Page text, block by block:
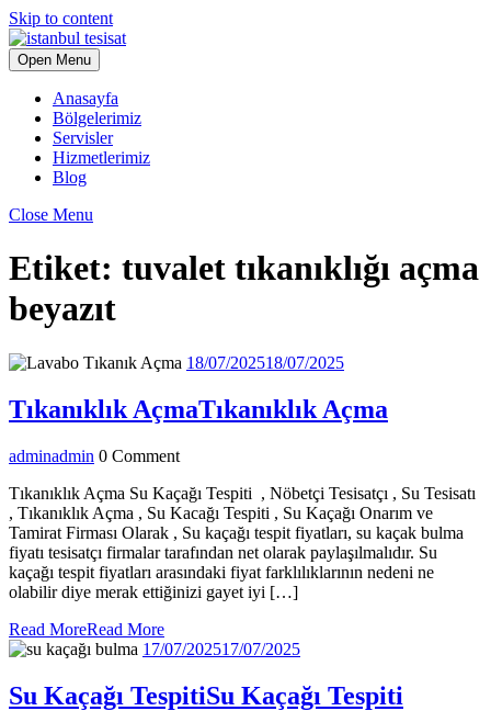
Skip to content
Open Menu
Anasayfa
Bölgelerimiz
Servisler
Hizmetlerimiz
Blog
Close Menu
Etiket: tuvalet tıkanıklığı açma
beyazıt
18/07/202518/07/2025
Tıkanıklık AçmaTıkanıklık Açma
adminadmin 0 Comment
Tıkanıklık Açma Su Kaçağı Tespiti , Nöbetçi Tesisatçı , Su Tesisatı
, Tıkanıklık Açma , Su Kacağı Tespiti , Su Kaçağı Onarım ve
Tamirat Firması Olarak , Su kaçağı tespit fiyatları, su kaçak bulma
fiyatı tesisatçı firmalar tarafından net olarak paylaşılmalıdır. Su
kaçağı tespit fiyatları arasındaki fiyat farklılıklarının nedeni ne
olabilir diye merak ettiğinizi gayet iyi […]
Read MoreRead More
17/07/202517/07/2025
Su Kaçağı TespitiSu Kaçağı Tespiti